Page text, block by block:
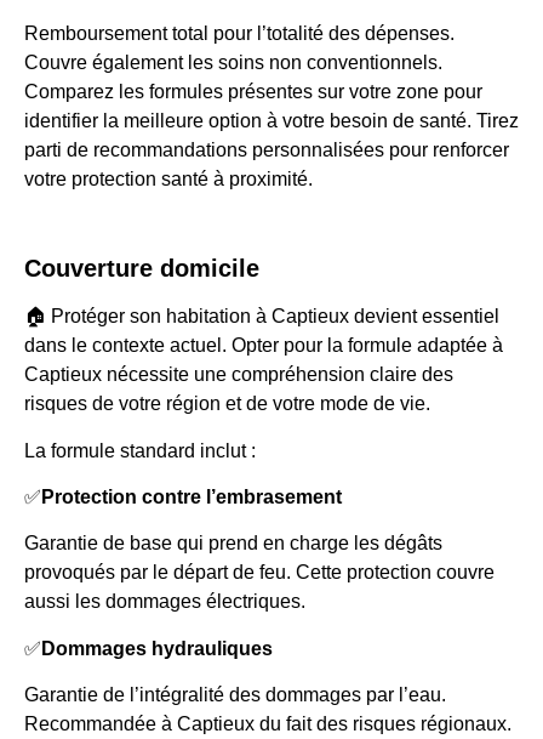
Remboursement total pour l’totalité des dépenses.
Couvre également les soins non conventionnels.
Comparez les formules présentes sur votre zone pour
identifier la meilleure option à votre besoin de santé. Tirez
parti de recommandations personnalisées pour renforcer
votre protection santé à proximité.
Couverture domicile
🏠 Protéger son habitation à Captieux devient essentiel
dans le contexte actuel. Opter pour la formule adaptée à
Captieux nécessite une compréhension claire des
risques de votre région et de votre mode de vie.
La formule standard inclut :
✅ Protection contre l’embrasement
Garantie de base qui prend en charge les dégâts
provoqués par le départ de feu. Cette protection couvre
aussi les dommages électriques.
✅ Dommages hydrauliques
Garantie de l’intégralité des dommages par l’eau.
Recommandée à Captieux du fait des risques régionaux.